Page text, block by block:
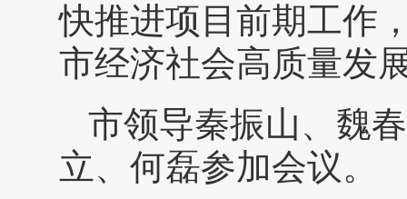
快推进项目前期工作
市经济社会高质量发
市领导秦振山、魏
立、何磊参加会议。